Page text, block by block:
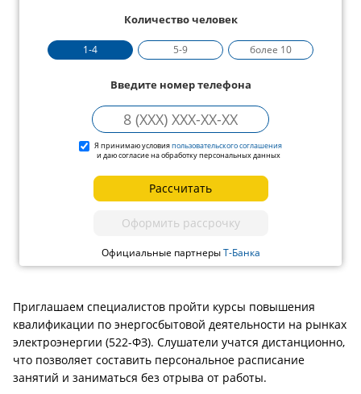
Количество человек
1-4 5-9 более 10
Введите номер телефона
Я принимаю условияпользовательского соглашения
и даю согласие на обработку персональных данных
Рассчитать
Оформить рассрочку
Официальные партнерыТ-Банка
Приглашаем специалистов пройти курсы повышения
квалификации по энергосбытовой деятельности на рынках
электроэнергии (522-ФЗ). Слушатели учатся дистанционно,
что позволяет составить персональное расписание
занятий и заниматься без отрыва от работы.